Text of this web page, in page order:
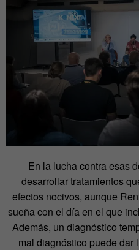
En la lucha contra esas
desarrollar tratamientos
efectos nocivos, aunque
sueña con el día en el que
Además, un diagnóstico
mal diagnóstico puede dar